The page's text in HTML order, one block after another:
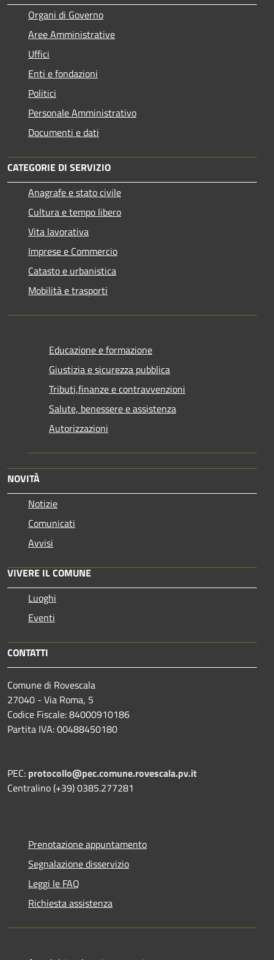
Organi di Governo
Aree Amministrative
Uffici
Enti e fondazioni
Politici
Personale Amministrativo
Documenti e dati
CATEGORIE DI SERVIZIO
Anagrafe e stato civile
Cultura e tempo libero
Vita lavorativa
Imprese e Commercio
Catasto e urbanistica
Mobilità e trasporti
Educazione e formazione
Giustizia e sicurezza pubblica
Tributi,finanze e contravvenzioni
Salute, benessere e assistenza
Autorizzazioni
NOVITÀ
Notizie
Comunicati
Avvisi
VIVERE IL COMUNE
Luoghi
Eventi
CONTATTI
Comune di Rovescala
27040 - Via Roma, 5
Codice Fiscale: 84000910186
Partita IVA: 00488450180
PEC: protocollo@pec.comune.rovescala.pv.it
Centralino (+39) 0385.277281
Prenotazione appuntamento
Segnalazione disservizio
Leggi le FAQ
Richiesta assistenza